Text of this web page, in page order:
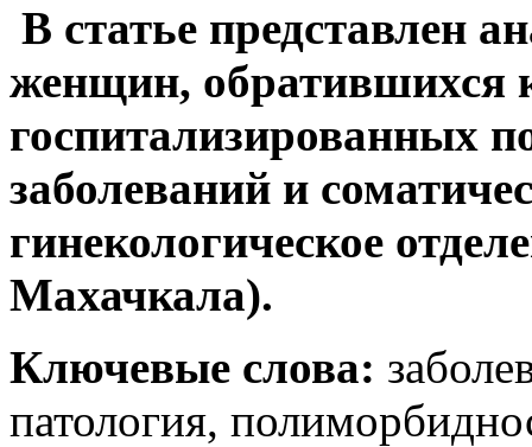
В статье представлен
женщин, обратившихся
госпитализированных
заболеваний и
гинекологическое
Махачкала).
Ключевые слова:
патология,